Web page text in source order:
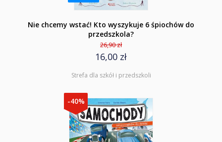
Nie chcemy wstać! Kto wyszykuje 6 śpiochów do
przedszkola?
26,90 zł
16,00 zł
Strefa dla szkół i przedszkoli
-40%